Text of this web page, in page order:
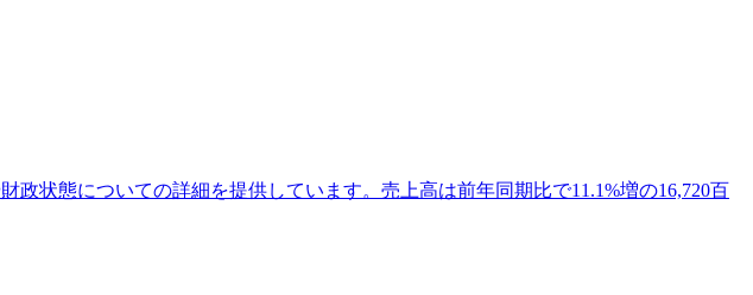
状態についての詳細を提供しています。売上高は前年同期比で11.1%増の16,720百